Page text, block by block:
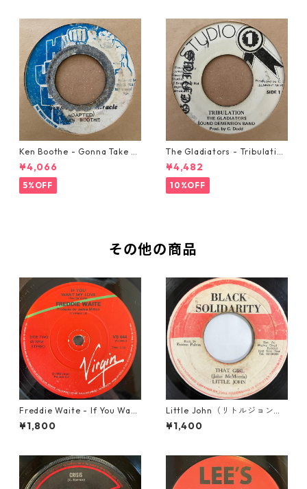
Ken Boothe - Gonna Take A
Miracle【7-21362】
¥4,066
5%OFF
The Gladiators - Tribulation
【7-21365】
¥4,482
10%OFF
その他の商品
Freddie Waite - If You Want
My Love【7-21943】
¥1,800
Little John（リトルジョン）
- That Girl 【7-20045】
¥1,400